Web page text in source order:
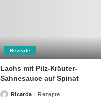
Rezepte
Lachs mit Pilz-Kräuter-
Sahnesauce auf Spinat
PostedRicarda Rezepte